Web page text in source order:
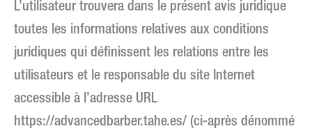
L’utilisateur trouvera dans le présent avis juridique
toutes les informations relatives aux conditions
juridiques qui définissent les relations entre les
utilisateurs et le responsable du site Internet
accessible à l’adresse URL
https://advancedbarber.tahe.es/ (ci-après dénommé